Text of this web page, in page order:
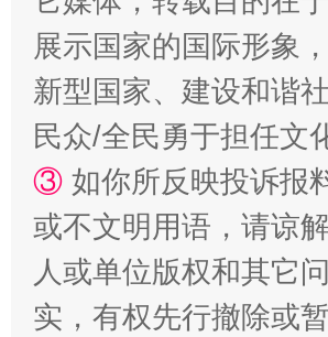
漫山遍野的桃花与雪山、麦地、白藏房
展示国家的国际形象
新型国家、建设和谐
民众/全民勇于担任文
③ 如你所反映投诉报
或不文明用语，请谅
人或单位版权和其它
实，有权先行撤除或